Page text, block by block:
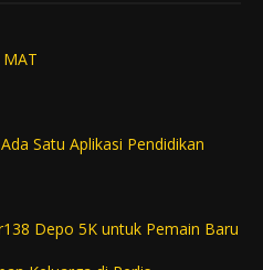
MAT
Satu Aplikasi Pendidikan
Depo 5K untuk Pemain Baru